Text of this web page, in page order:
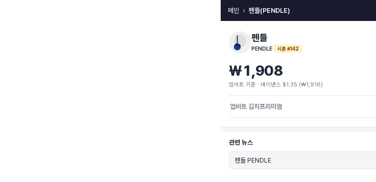
메인 펜들(PENDLE)
펜들
PENDLE· 시총 #142
₩1,908
업비트 기준 · 바이낸스 $1.35 (₩1,916)
업비트 김치프리미엄
관련 뉴스